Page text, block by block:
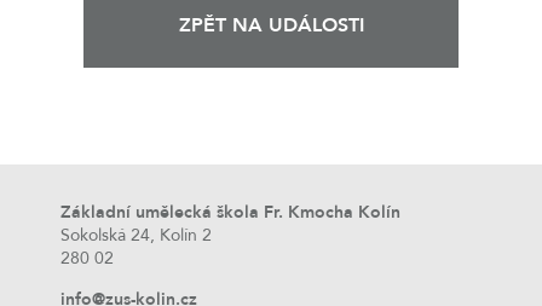
ZPĚT NA UDÁLOSTI
Základní umělecká škola Fr. Kmocha Kolín
Sokolská 24, Kolín 2
280 02
info@zus-kolin.cz